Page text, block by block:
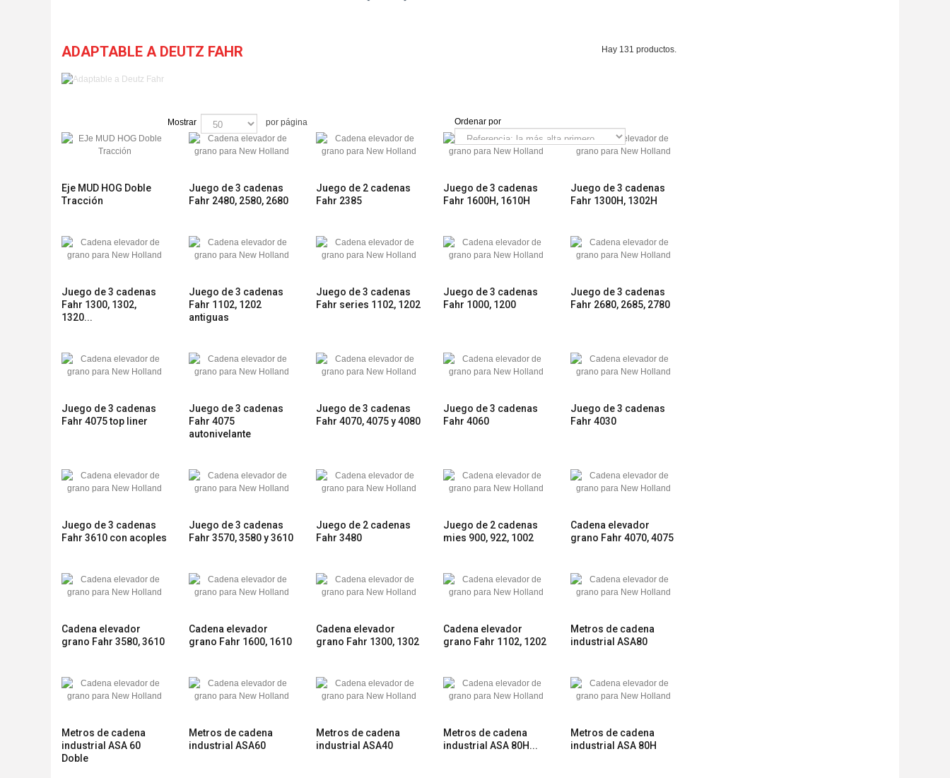
ADAPTABLE A DEUTZ FAHR Hay 131 productos.
CuadrículaLista
Ordenar por
Mostrar por página
Eje MUD HOG Doble
Tracción
Juego de 3 cadenas
Fahr 2480, 2580, 2680
Juego de 2 cadenas
Fahr 2385
Juego de 3 cadenas
Fahr 1600H, 1610H
Juego de 3 cadenas
Fahr 1300H, 1302H
Juego de 3 cadenas
Fahr 1300, 1302,
1320...
Juego de 3 cadenas
Fahr 1102, 1202
antiguas
Juego de 3 cadenas
Fahr series 1102, 1202
Juego de 3 cadenas
Fahr 1000, 1200
Juego de 3 cadenas
Fahr 2680, 2685, 2780
Juego de 3 cadenas
Fahr 4075 top liner
Juego de 3 cadenas
Fahr 4075
autonivelante
Juego de 3 cadenas
Fahr 4070, 4075 y 4080
Juego de 3 cadenas
Fahr 4060
Juego de 3 cadenas
Fahr 4030
Juego de 3 cadenas
Fahr 3610 con acoples
Juego de 3 cadenas
Fahr 3570, 3580 y 3610
Juego de 2 cadenas
Fahr 3480
Juego de 2 cadenas
mies 900, 922, 1002
Cadena elevador
grano Fahr 4070, 4075
Cadena elevador
grano Fahr 3580, 3610
Cadena elevador
grano Fahr 1600, 1610
Cadena elevador
grano Fahr 1300, 1302
Cadena elevador
grano Fahr 1102, 1202
Metros de cadena
industrial ASA80
Metros de cadena
industrial ASA 60
Doble
Metros de cadena
industrial ASA60
Metros de cadena
industrial ASA40
Metros de cadena
industrial ASA 80H...
Metros de cadena
industrial ASA 80H